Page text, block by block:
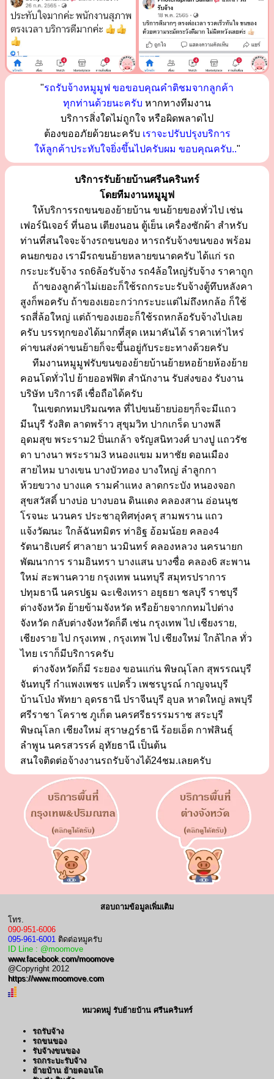
"รถรับจ้างหมูมูฟ ขอขอบคุณคำติชมจากลูกค้า
ทุกท่านด้วยนะครับ หากทางทีมงาน
บริการสิ่งใดไม่ถูกใจ หรือผิดพลาดไป
ต้องขออภัยด้วยนะครับ เราจะปรับปรุงบริการ
ให้ลูกค้าประทับใจยิ่งขึ้นไปครับผม ขอบคุณครับ.."
บริการรับย้ายบ้านศรีนครินทร์
โดยทีมงานหมูมูฟ
ให้บริการรถขนของย้ายบ้าน ขนย้ายของทั่วไป เช่น
เฟอร์นิเจอร์ ที่นอน เตียงนอน ตู้เย็น เครื่องซักผ้า สำหรับ
ท่านที่สนใจจะจ้างรถขนของ หารถรับจ้างขนของ พร้อม
คนยกของ เรามีรถขนย้ายหลายขนาดครับ ได้แก่ รถ
กระบะรับจ้าง รถ6ล้อรับจ้าง รถ4ล้อใหญ่รับจ้าง ราคาถูก
ถ้าของลูกค้าไม่เยอะก็ใช้รถกระบะรับจ้างตู้ทึบหลังคา
สูงก็พอครับ ถ้าของเยอะกว่ากระบะแต่ไม่ถึงหกล้อ ก็ใช้
รถสี่ล้อใหญ่ แต่ถ้าของเยอะก็ใช้รถหกล้อรับจ้างไปเลย
ครับ บรรทุกของได้มากที่สุด เหมาคันได้ ราคาเท่าไหร่
ค่าขนส่งค่าขนย้ายก็จะขึ้นอยู่กับระยะทางด้วยครับ
ทีมงานหมูมูฟรับขนของย้ายบ้านย้ายหอย้ายห้องย้าย
คอนโดทั่วไป ย้ายออฟฟิต สำนักงาน รับส่งของ รับงาน
บริษัท บริการดี เชื่อถือได้ครับ
ในเขตกทมปริมณฑล ที่ไปขนย้ายบ่อยๆก็จะมีแถว
มีนบุรี รังสิต ลาดพร้าว สุขุมวิท ปากเกร็ด บางพลี
อุดมสุข พระราม2 ปิ่นเกล้า จรัญสนิทวงศ์ บางปู แถวรัช
ดา บางนา พระราม3 หนองแขม มหาชัย ดอนเมือง
สายไหม บางเขน บางบัวทอง บางใหญ่ ลำลูกกา
ห้วยขวาง บางแค รามคำแหง ลาดกระบัง หนองจอก
สุขสวัสดิ์ บางบ่อ บางบอน ดินแดง คลองสาน อ่อนนุช
โรจนะ นวนคร ประชาอุทิศทุ่งครุ สามพราน แถว
แจ้งวัฒนะ ใกล้ฉันทมิตร ท่าอิฐ อ้อมน้อย คลอง4
รัตนาธิเบศร์ ศาลายา นวมินทร์ คลองหลวง นครนายก
พัฒนาการ รามอินทรา บางแสน บางซื่อ คลอง6 สะพาน
ใหม่ สะพานควาย กรุงเทพ นนทบุรี สมุทรปราการ
ปทุมธานี นครปฐม ฉะเชิงเทรา อยุธยา ชลบุรี ราชบุรี
ต่างจังหวัด ย้ายข้ามจังหวัด หรือย้ายจากกทมไปต่าง
จังหวัด กลับต่างจังหวัดก็ดี เช่น กรุงเทพ ไป เชียงราย,
เชียงราย ไป กรุงเทพ , กรุงเทพ ไป เชียงใหม่ ใกล้ไกล ทั่ว
ไทย เราก็มีบริการครับ
ต่างจังหวัดก็มี ระยอง ขอนแก่น พิษณุโลก สุพรรณบุรี
จันทบุรี กำแพงเพชร แปดริ้ว เพชรบูรณ์ กาญจนบุรี
บ้านโป่ง พัทยา อุดรธานี ปราจีนบุรี อุบล หาดใหญ่ ลพบุรี
ศรีราชา โคราช ภูเก็ต นครศรีธรรรมราช สระบุรี
พิษณุโลก เชียงใหม่ สุราษฎร์ธานี ร้อยเอ็ด กาฬสินธุ์
ลำพูน นครสวรรค์ อุทัยธานี เป็นต้น
สนใจติดต่อจ้างงานรถรับจ้างได้24ชม.เลยครับ
สอบถามข้อมูลเพิ่มเติม
โทร.
090-951-6006
095-961-6001 ติดต่อหมูครับ
ID Line : @moomove
www.facebook.com/moomove
@Copyright 2012
https://www.moomove.com
หมวดหมู่ รับย้ายบ้าน ศรีนครินทร์
รถรับจ้าง
รถขนของ
รับจ้างขนของ
รถกระบะรับจ้าง
ย้ายบ้าน ย้ายคอนโด